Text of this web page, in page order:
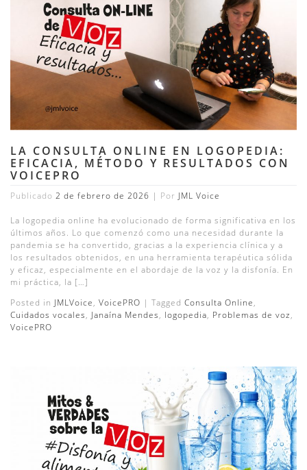
LA CONSULTA ONLINE EN LOGOPEDIA:
EFICACIA, MÉTODO Y RESULTADOS CON
VOICEPRO
Publicado 2 de febrero de 2026 | Por JML Voice
La logopedia online ha evolucionado de forma significativa en los
últimos años. Lo que comenzó como una necesidad durante la
pandemia se ha convertido, gracias a la experiencia clínica y a
los resultados obtenidos, en una herramienta terapéutica sólida
y eficaz, especialmente en el abordaje de la voz y la disfonía. En
mi práctica, la […]
Posted in JMLVoice, VoicePRO | Tagged Consulta Online,
Cuidados vocales, Janaína Mendes, logopedia, Problemas de voz,
VoicePRO